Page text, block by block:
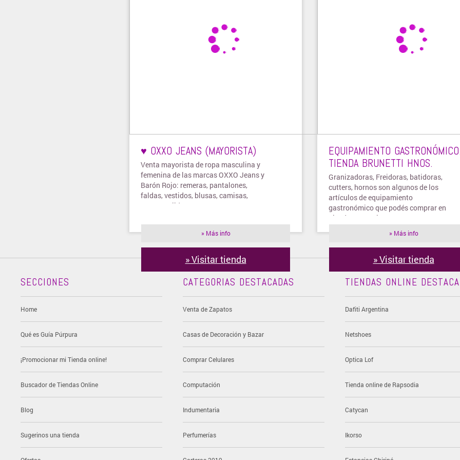
♥ OXXO JEANS (MAYORISTA)
Venta mayorista de ropa masculina y
femenina de las marcas OXXO Jeans y
Barón Rojo: remeras, pantalones,
faldas, vestidos, blusas, camisas,
monos, tejidos, entre otros.
» Más info
» Visitar tienda
EQUIPAMIENTO
TIENDA BRUNETTI HNOS.
Granizadoras, Freidoras, batidoras,
cutters, hornos son algunos de los
artículos de equipamiento
gastronómico que podés comprar en
Tienda Brunetti.
» Más info
» Visitar tienda
SECCIONES
Home
Qué es Guía Púrpura
¡Promocionar mi Tienda online!
Buscador de Tiendas Online
Blog
Sugerinos una tienda
CATEGORIAS DESTACADAS
Venta de Zapatos
Casas de Decoración y Bazar
Comprar Celulares
Computación
Indumentaria
Perfumerías
TIENDAS ONLINE
Dafiti Argentina
Netshoes
Optica Lof
Tienda online de Rapsodia
Catycan
Ikorso